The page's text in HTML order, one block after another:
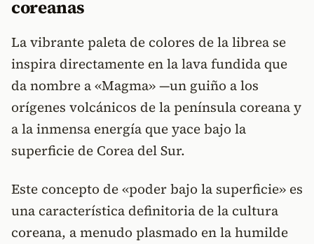
coreanas
La vibrante paleta de colores de la librea se
inspira directamente en la lava fundida que
da nombre a «Magma» —un guiño a los
orígenes volcánicos de la península coreana y
a la inmensa energía que yace bajo la
superficie de Corea del Sur.
Este concepto de «poder bajo la superficie» es
una característica definitoria de la cultura
coreana, a menudo plasmado en la humilde